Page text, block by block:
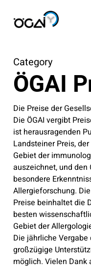
Category
ÖGAI
Die Preise der
Die ÖGAI vergibt
ist herausragenden
Landsteiner Preis,
Gebiet der
auszeichnet, und
besondere
Allergieforschung.
Preise beinhaltet die
besten
Gebiet der
Die jährliche
großzügige
möglich. Vielen Dank